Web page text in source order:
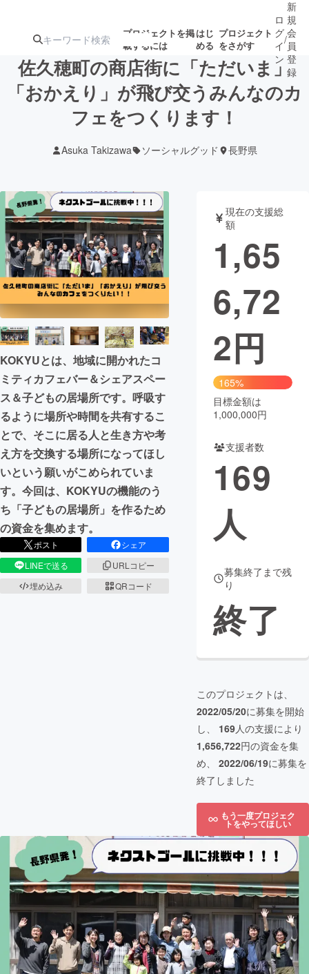
プロジェクトを掲
載するには
はじ
める
プロジェクト
をさがす
注目のリ 注目の新着プロ
ジェクト
募集終了が近いプ
ロジェクト
テクノロジー・ガジェット
映像・映画 書籍・雑誌
ビジネス・起業 チャレンジ
まちづくり・地域活性化
CAMPFIRE for Social Good
CAMPFIRE Creation
CAMPFIREふるさと納税machi-ya コミュニティ
ロ
グ
イ
ン
/
新
規
会
員
登
録
佐久穂町の商店街に「ただいま」
「おかえり」が飛び交うみんなのカ
フェをつくります！
Asuka Takizawa ソーシャルグッド 長野県
KOKYUとは、地域に開かれたコ
ミティカフェバー＆シェアスペー
ス＆子どもの居場所です。呼吸す
るように場所や時間を共有するこ
とで、そこに居る人と生き方や考
え方を交換する場所になってほし
いという願いがこめられていま
す。今回は、KOKYUの機能のう
ち「子どもの居場所」を作るため
の資金を集めます。
ポスト
シェア
LINEで送る
URLコピー
埋め込み
QRコード
現在の支援総
額
1,65
6,72
2円
165%
目標金額は
1,000,000円
支援者数
169
人
募集終了まで残
り
終了
このプロジェクトは、
2022/05/20に募集を開始
し、 169人の支援により
1,656,722円の資金を集
め、 2022/06/19に募集を
終了しました
もう一度プロジェク
トをやってほしい